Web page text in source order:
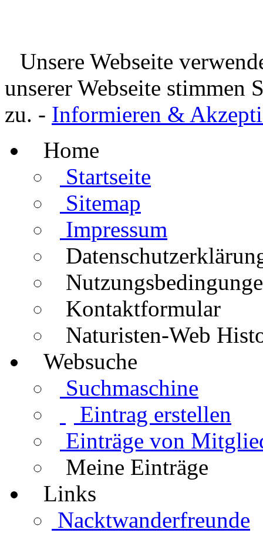
Unsere Webseite
unserer Webseite stimmen
zu. - Informieren &
Home
Startseite
Sitemap
Impressum
Kontaktformular
Naturisten-Web
Websuche
Suchmaschine
Eintrag erstellen
Einträge von
Meine Einträge
Links
Nacktwanderfreunde